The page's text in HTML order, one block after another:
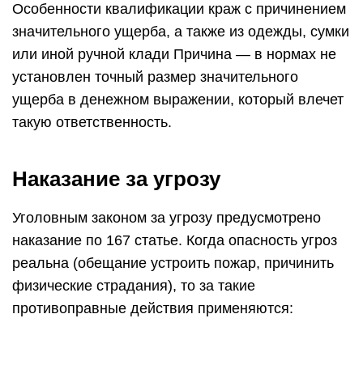
Особенности квалификации краж с причинением
значительного ущерба, а также из одежды, сумки
или иной ручной клади Причина — в нормах не
установлен точный размер значительного
ущерба в денежном выражении, который влечет
такую ответственность.
Наказание за угрозу
Уголовным законом за угрозу предусмотрено
наказание по 167 статье. Когда опасность угроз
реальна (обещание устроить пожар, причинить
физические страдания), то за такие
противоправные действия применяются: